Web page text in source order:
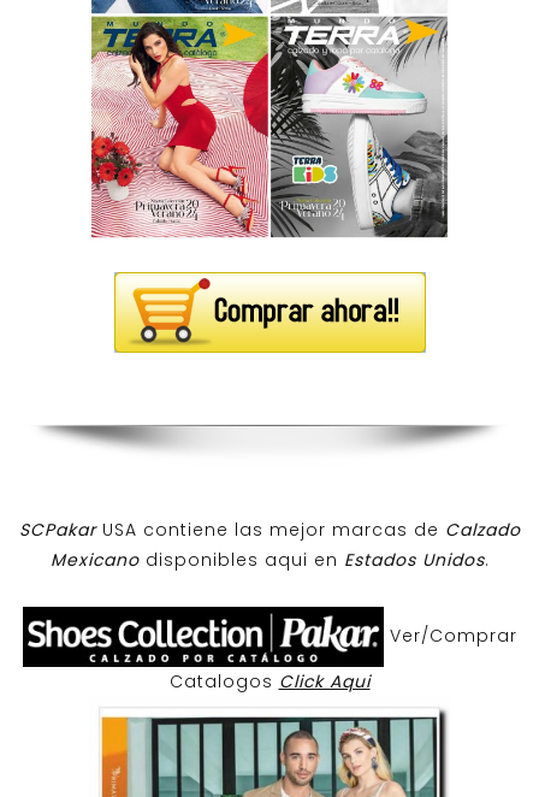
SCPakar USA contiene las mejor marcas de Calzado
Mexicanodisponibles aqui en Estados Unidos.
Ver/Comprar
Catalogos Click Aqui